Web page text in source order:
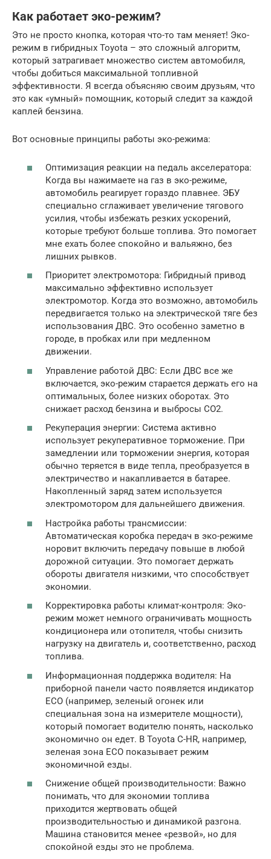
Как работает эко-режим?
Это не просто кнопка, которая что-то там меняет! Эко-
режим в гибридных Toyota – это сложный алгоритм,
который затрагивает множество систем автомобиля,
чтобы добиться максимальной топливной
эффективности. Я всегда объясняю своим друзьям, что
это как «умный» помощник, который следит за каждой
каплей бензина.
Вот основные принципы работы эко-режима:
Оптимизация реакции на педаль акселератора:
Когда вы нажимаете на газ в эко-режиме,
автомобиль реагирует гораздо плавнее. ЭБУ
специально сглаживает увеличение тягового
усилия, чтобы избежать резких ускорений,
которые требуют больше топлива. Это помогает
мне ехать более спокойно и вальяжно, без
лишних рывков.
Приоритет электромотора: Гибридный привод
максимально эффективно использует
электромотор. Когда это возможно, автомобиль
передвигается только на электрической тяге без
использования ДВС. Это особенно заметно в
городе, в пробках или при медленном
движении.
Управление работой ДВС: Если ДВС все же
включается, эко-режим старается держать его на
оптимальных, более низких оборотах. Это
снижает расход бензина и выбросы CO2.
Рекуперация энергии: Система активно
использует рекуперативное торможение. При
замедлении или торможении энергия, которая
обычно теряется в виде тепла, преобразуется в
электричество и накапливается в батарее.
Накопленный заряд затем используется
электромотором для дальнейшего движения.
Настройка работы трансмиссии:
Автоматическая коробка передач в эко-режиме
норовит включить передачу повыше в любой
дорожной ситуации. Это помогает держать
обороты двигателя низкими, что способствует
экономии.
Корректировка работы климат-контроля: Эко-
режим может немного ограничивать мощность
кондиционера или отопителя, чтобы снизить
нагрузку на двигатель и, соответственно, расход
топлива.
Информационная поддержка водителя: На
приборной панели часто появляется индикатор
ECO (например, зеленый огонек или
специальная зона на измерителе мощности),
который помогает водителю понять, насколько
экономично он едет. В Toyota C-HR, например,
зеленая зона ECO показывает режим
экономичной езды.
Снижение общей производительности: Важно
понимать, что для экономии топлива
приходится жертвовать общей
производительностью и динамикой разгона.
Машина становится менее «резвой», но для
спокойной езды это не проблема.